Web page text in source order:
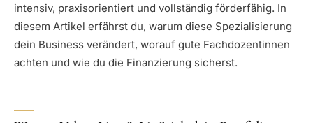
intensiv, praxisorientiert und vollständig förderfähig. In
diesem Artikel erfährst du, warum diese Spezialisierung
dein Business verändert, worauf gute Fachdozentinnen
achten und wie du die Finanzierung sicherst.